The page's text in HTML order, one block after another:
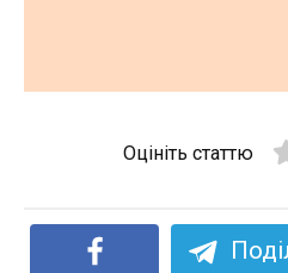
Оцініть статтю